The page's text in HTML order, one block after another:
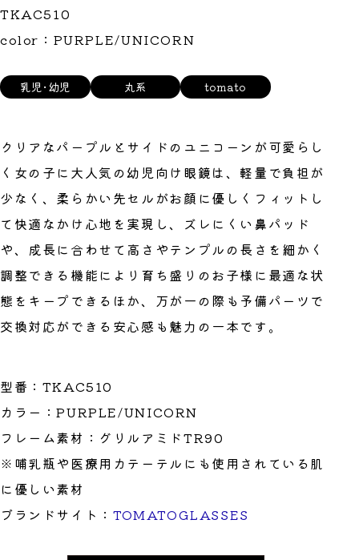
TKAC510
color：PURPLE/UNICORN
乳児･幼児 丸系 tomato
クリアなパープルとサイドのユニコーンが可愛らし
く女の子に大人気の幼児向け眼鏡は、軽量で負担が
少なく、柔らかい先セルがお顔に優しくフィットし
て快適なかけ心地を実現し、ズレにくい鼻パッド
や、成長に合わせて高さやテンプルの長さを細かく
調整できる機能により育ち盛りのお子様に最適な状
態をキープできるほか、万が一の際も予備パーツで
交換対応ができる安心感も魅力の一本です。
型番：TKAC510
カラー：PURPLE/UNICORN
フレーム素材：グリルアミドTR90
※哺乳瓶や医療用カテーテルにも使用されている肌
に優しい素材
ブランドサイト： TOMATOGLASSES